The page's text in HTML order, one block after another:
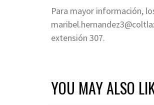
Para mayor información,
extensión 307.
YOU MAY ALSO